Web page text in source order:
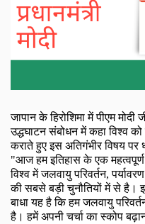
जापान के हिरोशिमा में पीएम मोदी
उद्धघाटन संबोधन में कहा विश्व
कराते हुए इस अतिगंभीर विषय पर
"आज हम इतिहास के एक
विश्व में जलवायु परिवर्तन,
की सबसे बड़ी चुनौतियों में से है।
बाधा यह है कि हम जलवायु
है। हमें अपनी चर्चा का स्कोप